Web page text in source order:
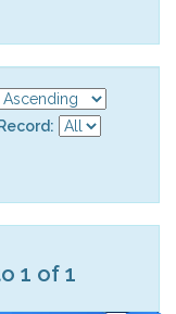
1 of 1